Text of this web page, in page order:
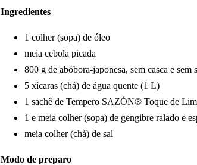
Ingredientes
1 colher (sopa) de óleo
meia cebola picada
800 g de abóbora-japonesa, sem casca e sem
5 xícaras (chá) de água quente (1 L)
1 sachê de Tempero SAZÓN® Toque de
1 e meia colher (sopa) de gengibre ralado e
meia colher (chá) de sal
Modo de preparo